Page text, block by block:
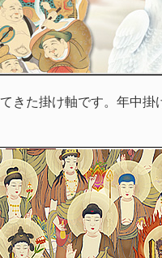
きた掛け軸です。年中掛